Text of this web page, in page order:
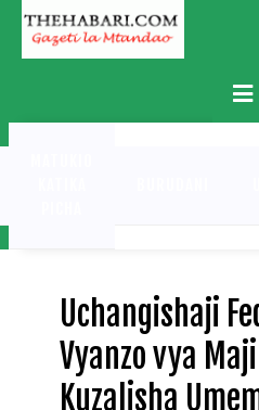
Skip
content
Uchangishaji
Vyanzo vya
Kuzalisha